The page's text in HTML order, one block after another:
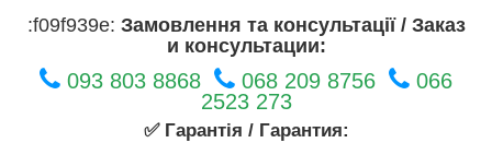
:f09f939e: Замовлення та консультації / Заказ
и консультации:
093 803 8868 068 209 8756
066
2523 273
✅ Гарантія / Гарантия: